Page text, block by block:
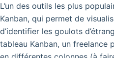
L’un des outils les plus
Kanban, qui permet de
d’identifier les goulots
tableau Kanban, un freelance